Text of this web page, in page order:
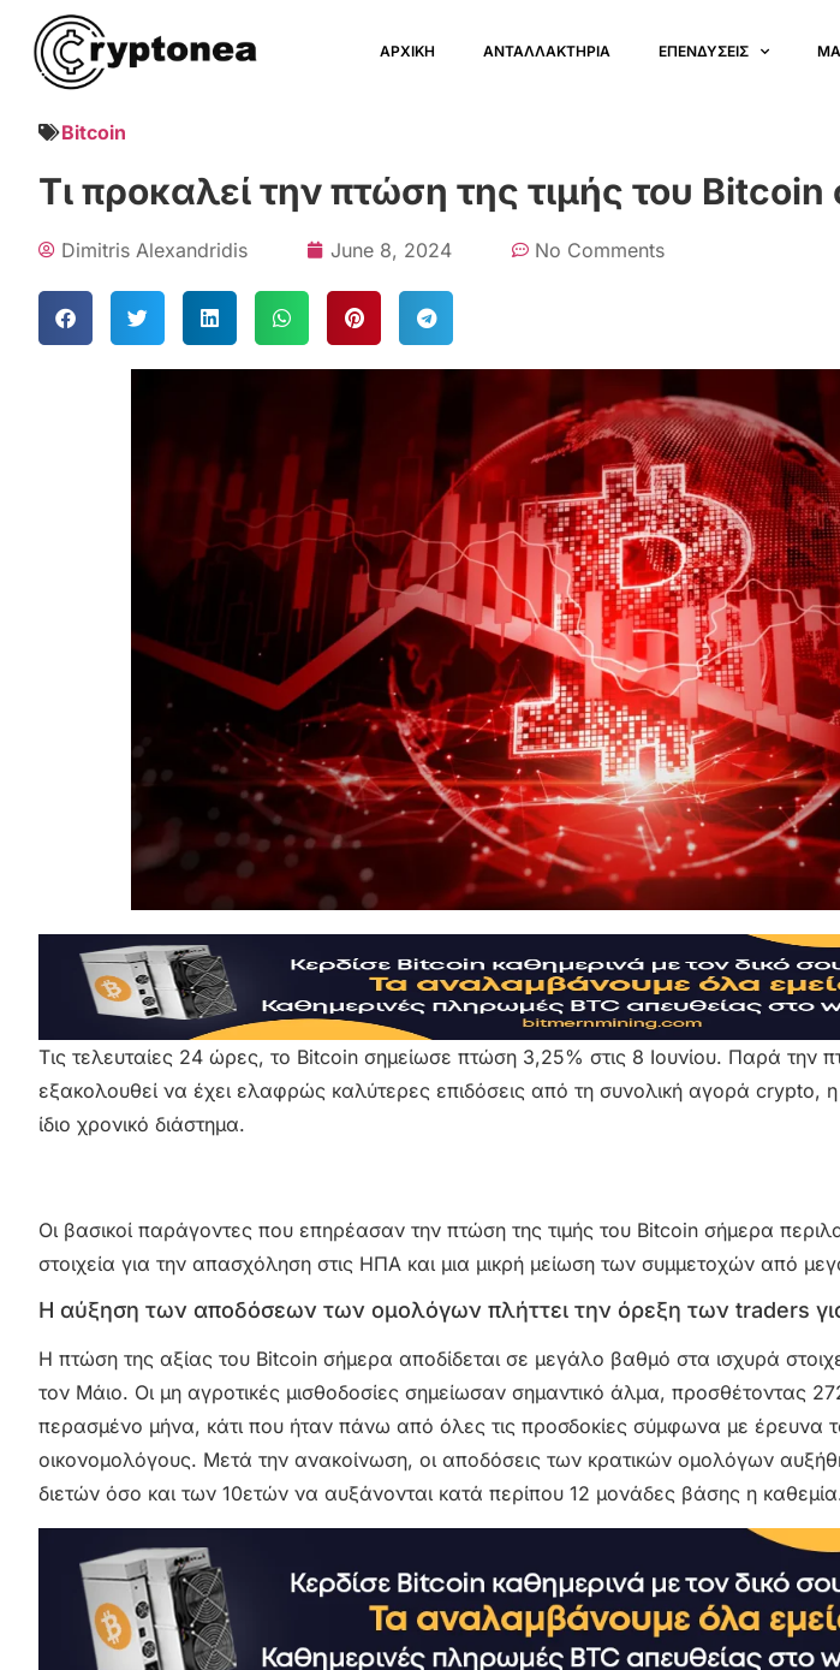
ΑΡΧΙΚΗ ΑΝΤΑΛΛΑΚΤΗΡΙΑ ΕΠΕΝΔΥΣΕΙΣ
Bitcoin
Τι προκαλεί την πτώση της τιμής του
Dimitris Alexandridis June 8, 2024 No Comments
Τις τελευταίες 24 ώρες, το Bitcoin σημείωσε πτώση 3,25% στις 8 Ιουνίου. Παρά την
εξακολουθεί να έχει ελαφρώς καλύτερες επιδόσεις από τη συνολική αγορά crypto,
ίδιο χρονικό διάστημα.
Οι βασικοί παράγοντες που επηρέασαν την πτώση της τιμής του Bitcoin σήμερα
στοιχεία για την απασχόληση στις ΗΠΑ και μια μικρή μείωση των συμμετοχών από
Η αύξηση των αποδόσεων των ομολόγων πλήττει την όρεξη των traders
Η πτώση της αξίας του Bitcoin σήμερα αποδίδεται σε μεγάλο βαθμό στα ισχυρά
τον Μάιο. Οι μη αγροτικές μισθοδοσίες σημείωσαν σημαντικό άλμα, προσθέτοντας
περασμένο μήνα, κάτι που ήταν πάνω από όλες τις προσδοκίες σύμφωνα με έρευνα
οικονομολόγους. Μετά την ανακοίνωση, οι αποδόσεις των κρατικών ομολόγων
διετών όσο και των 10ετών να αυξάνονται κατά περίπου 12 μονάδες βάσης η